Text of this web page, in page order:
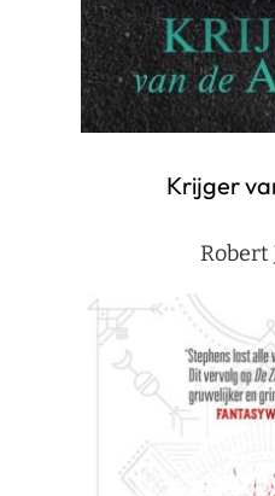
Krijger
Robert